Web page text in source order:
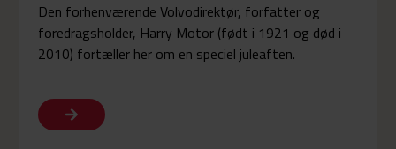
Den forhenværende Volvodirektør, forfatter og
foredragsholder, Harry Motor (født i 1921 og død i
2010) fortæller her om en speciel juleaften.